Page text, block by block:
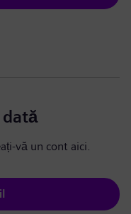
vă un cont aici.